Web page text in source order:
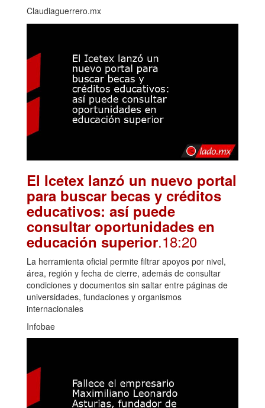
Claudiaguerrero.mx
El Icetex lanzó un nuevo portal
para buscar becas y créditos
educativos: así puede
consultar oportunidades en
educación superior.18:20
La herramienta oficial permite filtrar apoyos por nivel,
área, región y fecha de cierre, además de consultar
condiciones y documentos sin saltar entre páginas de
universidades, fundaciones y organismos
internacionales
Infobae